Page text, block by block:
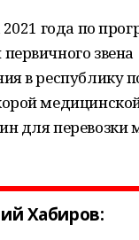
2021 года по
звена
в республику
для перевозки
Хабиров: